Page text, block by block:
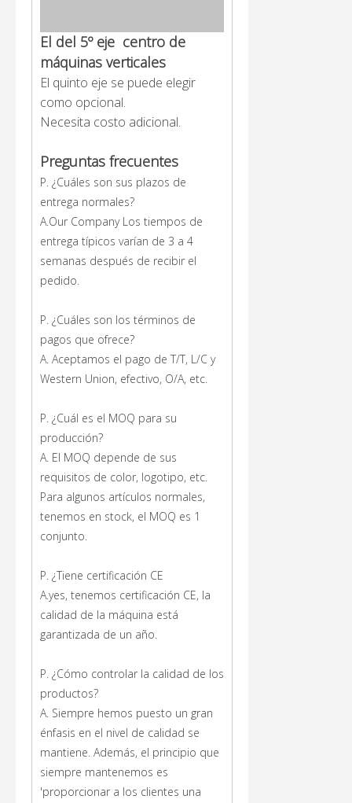
El del 5º eje centro de
máquinas verticales
El quinto eje se puede elegir
como opcional.
Necesita costo adicional.
Preguntas frecuentes
P. ¿Cuáles son sus plazos de
entrega normales?
A.Our Company Los tiempos de
entrega típicos varían de 3 a 4
semanas después de recibir el
pedido.
P. ¿Cuáles son los términos de
pagos que ofrece?
A. Aceptamos el pago de T/T, L/C y
Western Union, efectivo, O/A, etc.
P. ¿Cuál es el MOQ para su
producción?
A. El MOQ depende de sus
requisitos de color, logotipo, etc.
Para algunos artículos normales,
tenemos en stock, el MOQ es 1
conjunto.
P. ¿Tiene certificación CE
A.yes, tenemos certificación CE, la
calidad de la máquina está
garantizada de un año.
P. ¿Cómo controlar la calidad de los
productos?
A. Siempre hemos puesto un gran
énfasis en el nivel de calidad se
mantiene. Además, el principio que
siempre mantenemos es
'proporcionar a los clientes una